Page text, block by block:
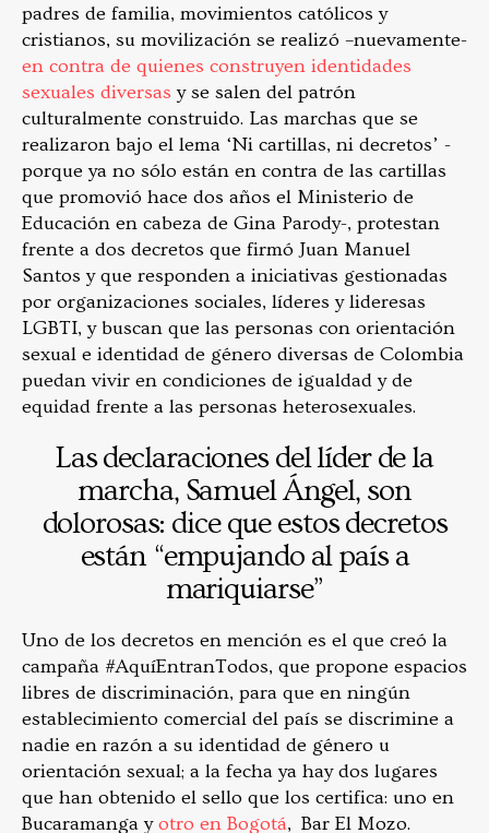
padres de familia, movimientos católicos y
cristianos, su movilización se realizó –nuevamente-
en contra de quienes construyen identidades
sexuales diversas y se salen del patrón
culturalmente construido. Las marchas que se
realizaron bajo el lema ‘Ni cartillas, ni decretos’ -
porque ya no sólo están en contra de las cartillas
que promovió hace dos años el Ministerio de
Educación en cabeza de Gina Parody-, protestan
frente a dos decretos que firmó Juan Manuel
Santos y que responden a iniciativas gestionadas
por organizaciones sociales, líderes y lideresas
LGBTI, y buscan que las personas con orientación
sexual e identidad de género diversas de Colombia
puedan vivir en condiciones de igualdad y de
equidad frente a las personas heterosexuales.
Las declaraciones del líder de la
marcha, Samuel Ángel, son
dolorosas: dice que estos decretos
están “empujando al país a
mariquiarse”
Uno de los decretos en mención es el que creó la
campaña #AquíEntranTodos, que propone espacios
libres de discriminación, para que en ningún
establecimiento comercial del país se discrimine a
nadie en razón a su identidad de género u
orientación sexual; a la fecha ya hay dos lugares
que han obtenido el sello que los certifica: uno en
Bucaramanga yotro en Bogotá, Bar El Mozo.